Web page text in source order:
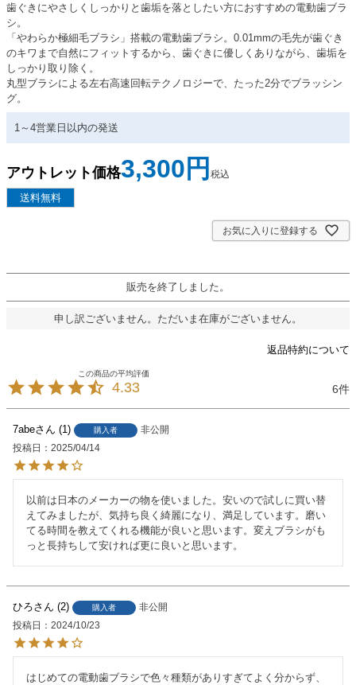
歯ぐきにやさしくしっかりと歯垢を落としたい方におすすめの電動歯ブラ
シ。
「やわらか極細毛ブラシ」搭載の電動歯ブラシ。0.01mmの毛先が歯ぐき
のキワまで自然にフィットするから、歯ぐきに優しくありながら、歯垢を
しっかり取り除く。
丸型ブラシによる左右高速回転テクノロジーで、たった2分でブラッシン
グ。
1～4営業日以内の発送
3,300 税込
お気に入りに登録する
販売を終了しました。
申し訳ございません。ただいま在庫がございません。
返品特約について
4.33 6
7abe 1 購入者
非公開
投稿日
2025/04/14
以前は日本のメーカーの物を使いました。安いので試しに買い替
えてみましたが、気持ち良く綺麗になり、満足しています。磨い
てる時間を教えてくれる機能が良いと思います。変えブラシがも
っと長持ちして安ければ更に良いと思います。
ひろ 2 購入者
非公開
投稿日
2024/10/23
はじめての電動歯ブラシで色々種類がありすぎてよく分からず、